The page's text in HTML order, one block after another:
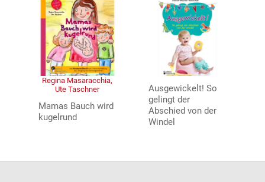
Regina Masaracchia,
Ute Taschner
Mamas Bauch wird
kugelrund
Ausgewickelt! So
gelingt der
Abschied von der
Windel